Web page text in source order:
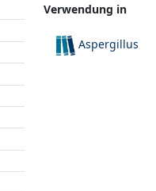
Verwendung in
Aspergillus